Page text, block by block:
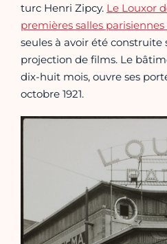
turc Henri Zipcy. Le Louxor
premières salles
seules à avoir été
projection de films. Le
dix-huit mois, ouvre ses
octobre 1921.